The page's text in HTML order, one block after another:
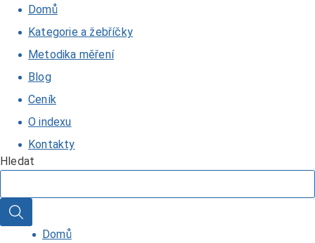
Domů
Kategorie a žebříčky
Metodika měření
Blog
Ceník
O indexu
Kontakty
Hledat
Hledat
Domů